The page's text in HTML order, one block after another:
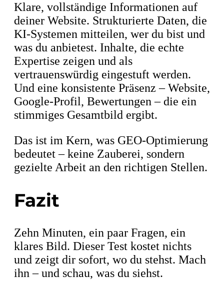
Klare, vollständige Informationen auf
deiner Website. Strukturierte Daten, die
KI-Systemen mitteilen, wer du bist und
was du anbietest. Inhalte, die echte
Expertise zeigen und als
vertrauenswürdig eingestuft werden.
Und eine konsistente Präsenz – Website,
Google-Profil, Bewertungen – die ein
stimmiges Gesamtbild ergibt.
Das ist im Kern, was GEO-Optimierung
bedeutet – keine Zauberei, sondern
gezielte Arbeit an den richtigen Stellen.
Fazit
Zehn Minuten, ein paar Fragen, ein
klares Bild. Dieser Test kostet nichts
und zeigt dir sofort, wo du stehst. Mach
ihn – und schau, was du siehst.